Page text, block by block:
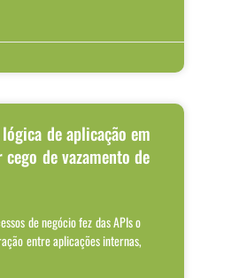
de aplicação em
de vazamento de
de negócio fez das APIs o
entre aplicações internas,